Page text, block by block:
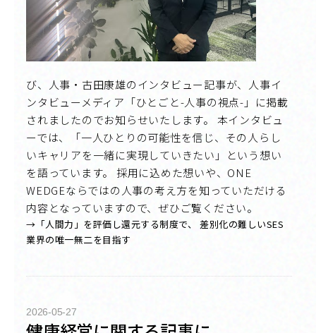
び、人事・古田康雄のインタビュー記事が、人事イ
ンタビューメディア「ひとごと-人事の視点-」に掲載
されましたのでお知らせいたします。 本インタビュ
ーでは、「一人ひとりの可能性を信じ、その人らし
いキャリアを一緒に実現していきたい」という想い
を語っています。 採用に込めた想いや、ONE
WEDGEならではの人事の考え方を知っていただける
内容となっていますので、ぜひご覧ください。
→「人間力」を評価し還元する制度で、 差別化の難しいSES
業界の唯一無二を目指す
2026-05-27